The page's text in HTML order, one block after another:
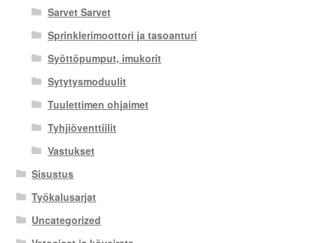
Sarvet Sarvet
Sprinklerimoottori ja tasoanturi
Syöttöpumput, imukorit
Sytytysmoduulit
Tuulettimen ohjaimet
Tyhjiöventtiilit
Vastukset
Sisustus
Työkalusarjat
Uncategorized